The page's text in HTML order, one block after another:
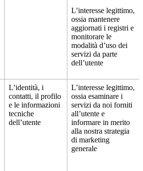
L’interesse legittimo,
ossia mantenere
aggiornati i registri e
monitorare le
modalità d’uso dei
servizi da parte
dell’utente
L’identità, i
contatti, il profilo
e le informazioni
tecniche
dell’utente
L’interesse legittimo,
ossia esaminare i
servizi da noi forniti
all’utente e
informare in merito
alla nostra strategia
di marketing
generale